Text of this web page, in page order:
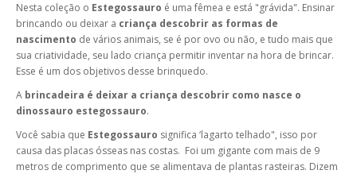
Nesta coleção o Estegossauro é uma fêmea e está "grávida". Ensinar
brincando ou deixar a criança descobrir as formas de
nascimento de vários animais, se é por ovo ou não, e tudo mais que
sua criatividade, seu lado criança permitir inventar na hora de brincar.
Esse é um dos objetivos desse brinquedo.
A brincadeira é deixar a criança descobrir como nasce o
dinossauro estegossauro.
Você sabia que Estegossauro significa ‘lagarto telhado", isso por
causa das placas ósseas nas costas. Foi um gigante com mais de 9
metros de comprimento que se alimentava de plantas rasteiras. Dizem